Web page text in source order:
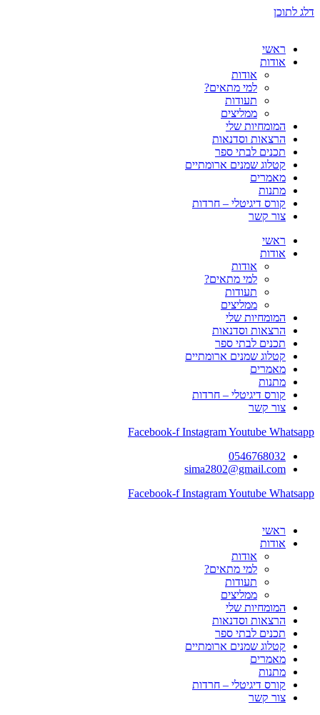
דלג לתוכן
ראשי
אודות
אודות
למי מתאים?
תעודות
ממליצים
המומחיות שלי
הרצאות וסדנאות
תכנים לבתי ספר
קטלוג שמנים ארומתיים
מאמרים
מתנות
קורס דיגיטלי – חרדות
צור קשר
ראשי
אודות
אודות
למי מתאים?
תעודות
ממליצים
המומחיות שלי
הרצאות וסדנאות
תכנים לבתי ספר
קטלוג שמנים ארומתיים
מאמרים
מתנות
קורס דיגיטלי – חרדות
צור קשר
Facebook-f InstagramYoutube Whatsapp
0546768032
sima2802@gmail.com
Facebook-f InstagramYoutube Whatsapp
ראשי
אודות
אודות
למי מתאים?
תעודות
ממליצים
המומחיות שלי
הרצאות וסדנאות
תכנים לבתי ספר
קטלוג שמנים ארומתיים
מאמרים
מתנות
קורס דיגיטלי – חרדות
צור קשר